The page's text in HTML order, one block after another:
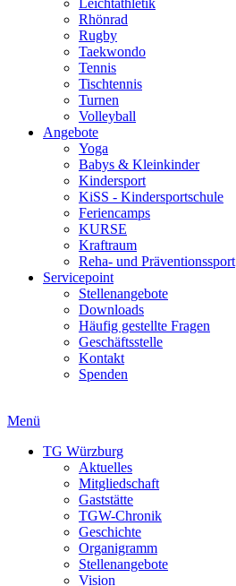
Leichtathletik
Rhönrad
Rugby
Taekwondo
Tennis
Tischtennis
Turnen
Volleyball
Angebote
Yoga
Babys & Kleinkinder
Kindersport
KiSS - Kindersportschule
Feriencamps
KURSE
Kraftraum
Reha- und Präventionssport
Servicepoint
Stellenangebote
Downloads
Häufig gestellte Fragen
Geschäftsstelle
Kontakt
Spenden
Menü
TG Würzburg
Aktuelles
Mitgliedschaft
Gaststätte
TGW-Chronik
Geschichte
Organigramm
Stellenangebote
Vision